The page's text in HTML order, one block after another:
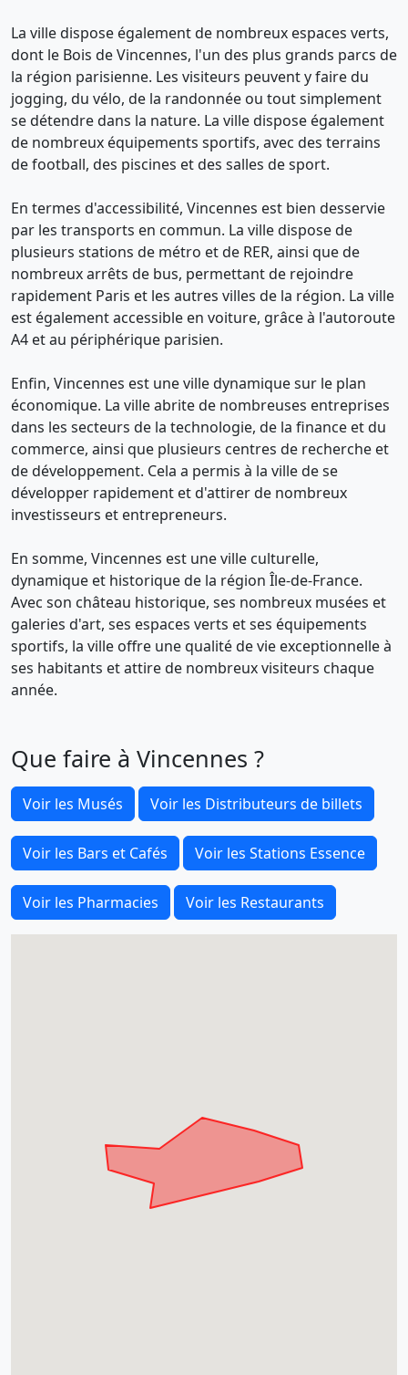
La ville dispose également de nombreux espaces verts,
dont le Bois de Vincennes, l'un des plus grands parcs de
la région parisienne. Les visiteurs peuvent y faire du
jogging, du vélo, de la randonnée ou tout simplement
se détendre dans la nature. La ville dispose également
de nombreux équipements sportifs, avec des terrains
de football, des piscines et des salles de sport.
En termes d'accessibilité, Vincennes est bien desservie
par les transports en commun. La ville dispose de
plusieurs stations de métro et de RER, ainsi que de
nombreux arrêts de bus, permettant de rejoindre
rapidement Paris et les autres villes de la région. La ville
est également accessible en voiture, grâce à l'autoroute
A4 et au périphérique parisien.
Enfin, Vincennes est une ville dynamique sur le plan
économique. La ville abrite de nombreuses entreprises
dans les secteurs de la technologie, de la finance et du
commerce, ainsi que plusieurs centres de recherche et
de développement. Cela a permis à la ville de se
développer rapidement et d'attirer de nombreux
investisseurs et entrepreneurs.
En somme, Vincennes est une ville culturelle,
dynamique et historique de la région Île-de-France.
Avec son château historique, ses nombreux musées et
galeries d'art, ses espaces verts et ses équipements
sportifs, la ville offre une qualité de vie exceptionnelle à
ses habitants et attire de nombreux visiteurs chaque
année.
Que faire à Vincennes ?
Voir les Musés Voir les Distributeurs de billets
Voir les Bars et Cafés Voir les Stations Essence
Voir les Pharmacies Voir les Restaurants